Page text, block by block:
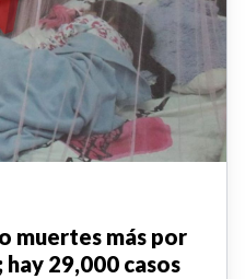
muertes más por
29,000 casos